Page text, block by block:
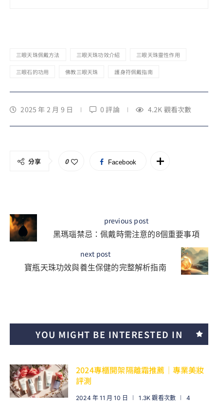
三眼天珠佩戴方法 三眼天珠功效介紹 三眼天珠靈性作用
三眼石的功用 佛教三眼天珠 護身符佩戴指南
2025 年 2 月 9 日 0 評論 4.2K 觀看次數
分享 0 Facebook
previous post
黑瑪瑙禁忌：佩戴時需注意的8個重要事項
next post
寶瓶天珠功效與養生保健的完整解析指南
YOU MIGHT BE INTERESTED IN
2024專櫃開架隔離霜推薦｜專業美妝
評測
2024 年 11 月 10 日 1.3K 觀看次數
4